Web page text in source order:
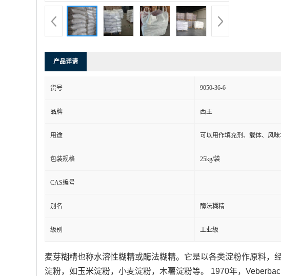
产品详请
货号 9050-36-6
品牌 西王
用途 可以用作填充剂、载体、风
包装规格 25kg/袋
CAS编号
别名 酶法糊精
级别 工业级
麦芽糊精也称水溶性糊精或酶法糊精。它是以各类淀粉作原料，
淀粉，如 玉米淀粉，小麦淀粉，木薯淀粉等。 1970年，